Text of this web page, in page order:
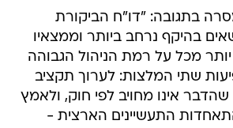
בתגובה: "דו"ח הביקורת
בהיקף נרחב ביותר וממצאיו
מכל על רמת הניהול הגבוהה
שתי המלצות: לערוך תקציב
אינו מחויב לפי חוק, ולאמץ
התעשיינים הארצית -